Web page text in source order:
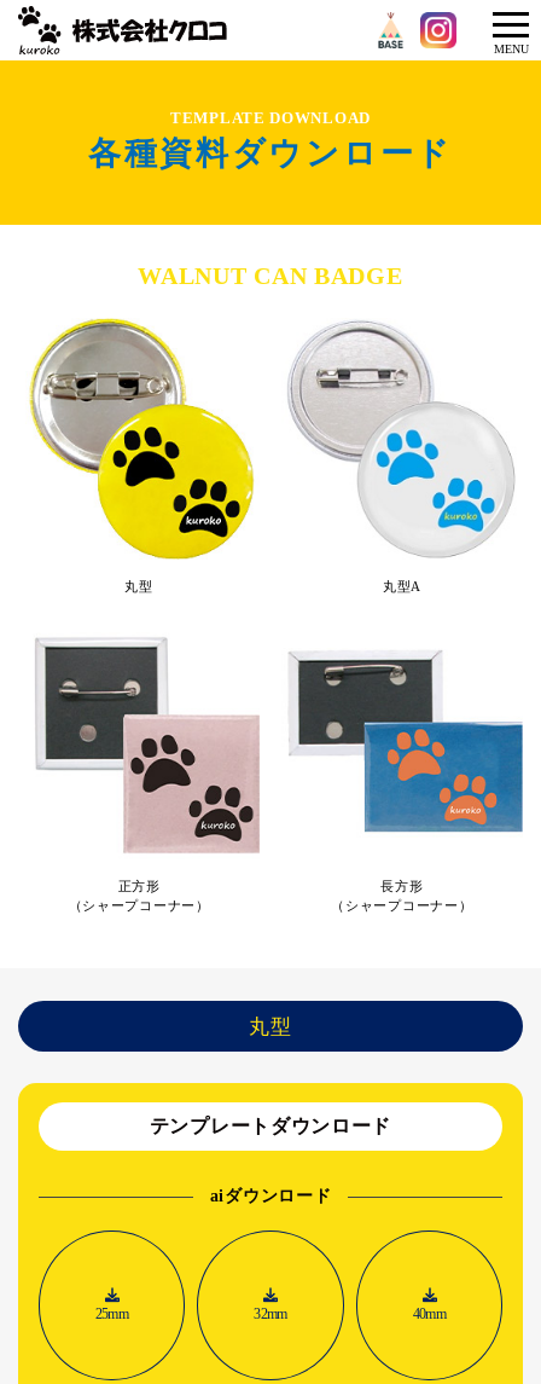
TEMPLATE DOWNLOAD
各種資料ダウンロード
WALNUT CAN BADGE
丸型 丸型A
正方形
（シャープコーナー）
長方形
（シャープコーナー）
丸型
テンプレートダウンロード
aiダウンロード
25mm 32mm 40mm
メニ
MENU